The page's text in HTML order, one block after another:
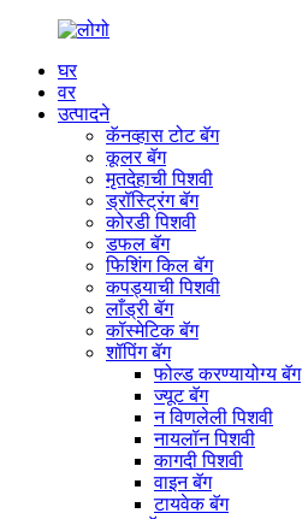
घर
वर
उत्पादने
कॅनव्हास टोट बॅग
कूलर बॅग
मृतदेहाची पिशवी
ड्रॉस्ट्रिंग बॅग
कोरडी पिशवी
डफल बॅग
फिशिंग किल बॅग
कपड्याची पिशवी
लाँड्री बॅग
कॉस्मेटिक बॅग
शॉपिंग बॅग
फोल्ड करण्यायोग्य बॅग
ज्यूट बॅग
न विणलेली पिशवी
नायलॉन पिशवी
कागदी पिशवी
वाइन बॅग
टायवेक बॅग